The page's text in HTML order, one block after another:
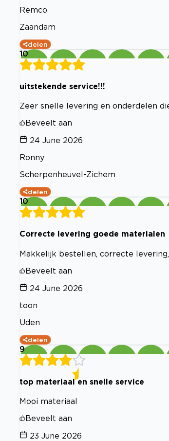
Remco
Zaandam
delen
10
uitstekende service!!!
Zeer snelle levering en onderdelen
Beveelt aan
24 June 2026
Ronny
Scherpenheuvel-Zichem
delen
10
Correcte levering goede materialen
Makkelijk bestellen, correcte
Beveelt aan
24 June 2026
toon
Uden
delen
9
top materiaal en snelle service
Mooi materiaal
Beveelt aan
23 June 2026